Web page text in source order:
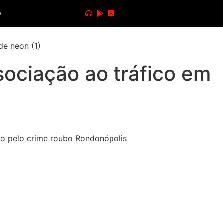
ao tráfico em